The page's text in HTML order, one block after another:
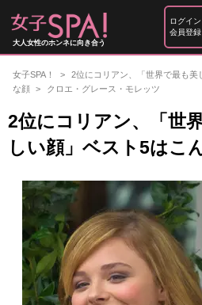
大人女性のホンネに向き合う
ログイン
会員登録
女子SPA！
2位にコリアン、「世界で最も美
な顔
クロエ・グレース・モレッツ
2位にコリアン、「世
しい顔」ベスト5はこ